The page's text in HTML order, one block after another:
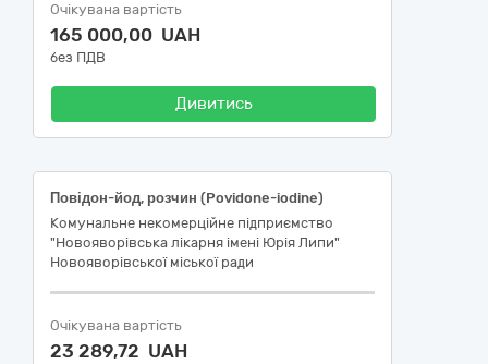
Очікувана вартість
165 000,00 UAH
без ПДВ
Дивитись
Повідон-йод, розчин (Povidone-iodine)
Комунальне некомерційне підприємство
"Новояворівська лікарня імені Юрія Липи"
Новояворівської міської ради
Очікувана вартість
23 289,72 UAH